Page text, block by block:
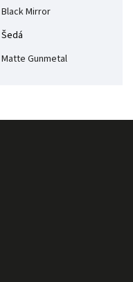
Black Mirror
Šedá
Matte Gunmetal